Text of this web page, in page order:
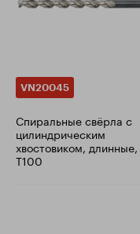
VN20045
Cпиральные свёрла с
цилиндрическим
хвостовиком, длинные,
T100